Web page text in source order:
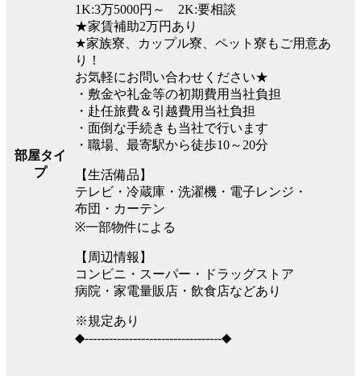
部屋タイ
プ
1K:3万5000円～ 2K:要相談
★家賃補助2万円あり
★家族寮、カップル寮、ペット寮もご用意あ
り！
お気軽にお問い合わせください★
・敷金や礼金等の初期費用当社負担
・赴任旅費＆引越費用当社負担
・面倒な手続きも当社で行います
・職場、最寄駅から徒歩10～20分
【生活備品】
テレビ・冷蔵庫・洗濯機・電子レンジ・
布団・カーテン
※一部物件による
【周辺情報】
コンビニ・スーパー・ドラッグストア
病院・家電量販店・飲食店などあり
※規定あり
◆----------------------------------◆